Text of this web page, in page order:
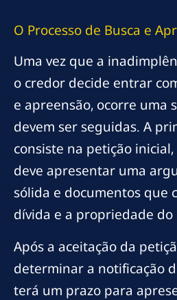
O Processo de Busca e
Uma vez que a
o credor decide entrar
e apreensão, ocorre uma
devem ser seguidas. A
consiste na petição
deve apresentar uma
sólida e documentos que
dívida e a propriedade do
Após a aceitação da
determinar a notificação
terá um prazo para